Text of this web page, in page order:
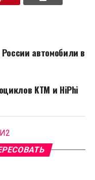
автомобили в
KTM и HiPhi